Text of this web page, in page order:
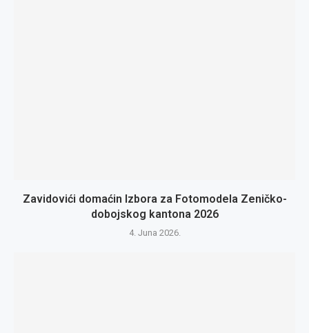
Zavidovići domaćin Izbora za Fotomodela Zeničko-
dobojskog kantona 2026
4. Juna 2026.